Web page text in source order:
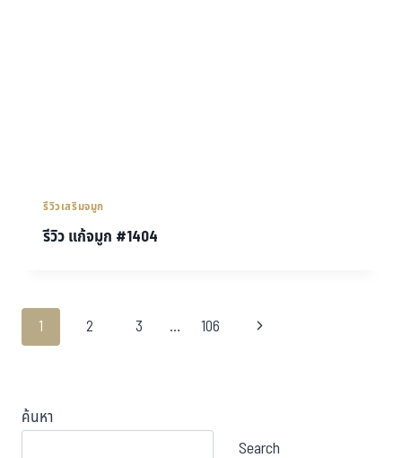
รีวิวเสริมจมูก
รีวิว แก้จมูก #1404
1 2 3 … 106
ค้นหา
Search